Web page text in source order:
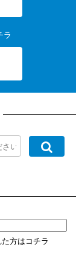
ラ
方はコチラ